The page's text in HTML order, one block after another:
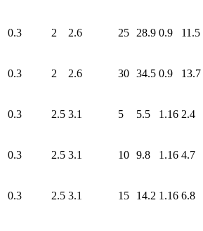
0.3 2 2.6 25 28.9 0.9 11.5
0.3 2 2.6 30 34.5 0.9 13.7
0.3 2.5 3.1 5 5.5 1.16 2.4
0.3 2.5 3.1 10 9.8 1.16 4.7
0.3 2.5 3.1 15 14.2 1.16 6.8